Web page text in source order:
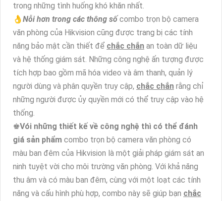
trong những tình huống khó khăn nhất.
👌 Nỗi hơn trong các thông sốcombo trọn bộ camera
văn phòng của Hikvision cũng được trang bị các tính
năng bảo mật cần thiết để chắc chắn an toàn dữ liệu
và hệ thống giám sát. Những công nghệ ấn tượng được
tích hợp bao gồm mã hóa video và âm thanh, quản lý
người dùng và phân quyền truy cập, chắc chắn rằng chỉ
những người được ủy quyền mới có thể truy cập vào hệ
thống.
♚Vói những thiết kế về công nghệ thì có thể đánh
giá sản phẩm combo trọn bộ camera văn phòng có
màu ban đêm của Hikvision là một giải pháp giám sát an
ninh tuyệt vời cho môi trường văn phòng. Với khả năng
thu âm và có màu ban đêm, cùng với một loạt các tính
năng và cấu hình phù hợp, combo này sẽ giúp bạn chắc